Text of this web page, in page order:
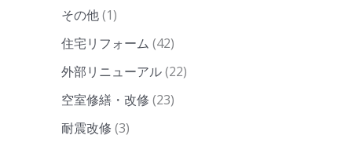
その他(1)
住宅リフォーム (42)
外部リニューアル(22)
空室修繕・改修 (23)
耐震改修 (3)